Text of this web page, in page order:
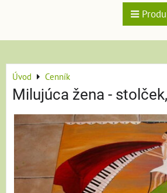
Úvod Cenník
Milujúca žena -